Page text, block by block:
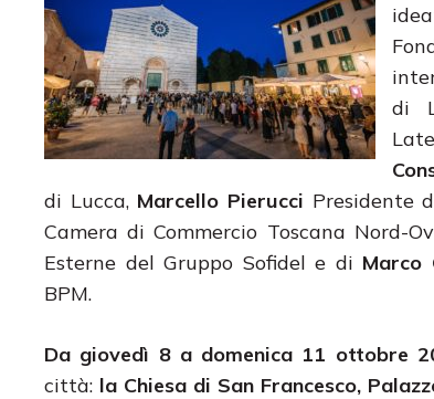
di
di Lucca, Marcello Pierucci Presidente
Camera di Commercio Toscana Nord-
Esterne del Gruppo Sofidel e di Marco
BPM.
Da giovedì 8 a domenica 11 ottobre
città: la Chiesa di San Francesco,